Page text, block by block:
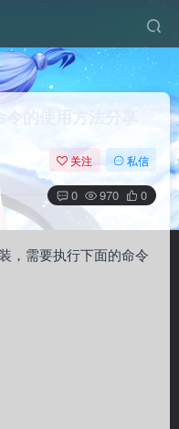
的使用方法分享
关注 私信
0 970 0
，需要执行下面的命令